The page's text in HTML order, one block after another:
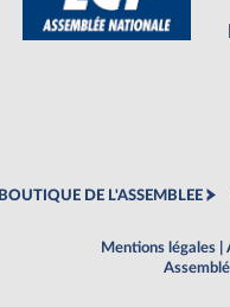
BOUTIQUE DE L'ASSEMBLEE
Mentions légales